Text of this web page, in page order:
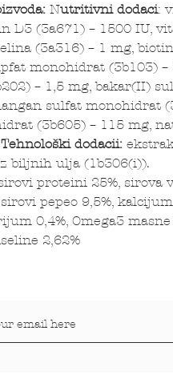
Nutritivni dodaci:
D3 (3a671) – 1500 IU,
(3a316) – 1 mg,
monohidrat (3b103)
– 1,5 mg, bakar(II)
sulfat monohidrat
(3b605) – 115 mg,
Tehnološki dodacii:
iz biljnih ulja
proteini 25%, sirova
pepeo 9,5%, kalcijum
0,4%, Omega3 masne
2,62%